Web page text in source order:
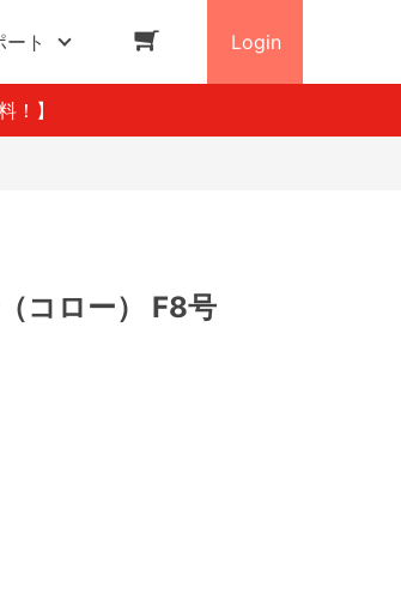
ート Login
！】
コロー） F8号